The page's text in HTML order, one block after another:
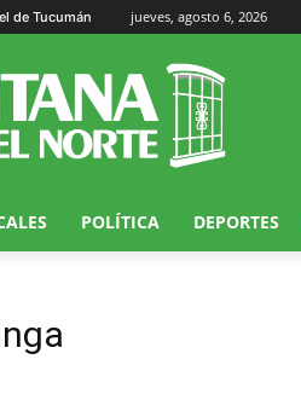
de Tucumán jueves, agosto 6, 2026
POLÍTICA DEPORTES